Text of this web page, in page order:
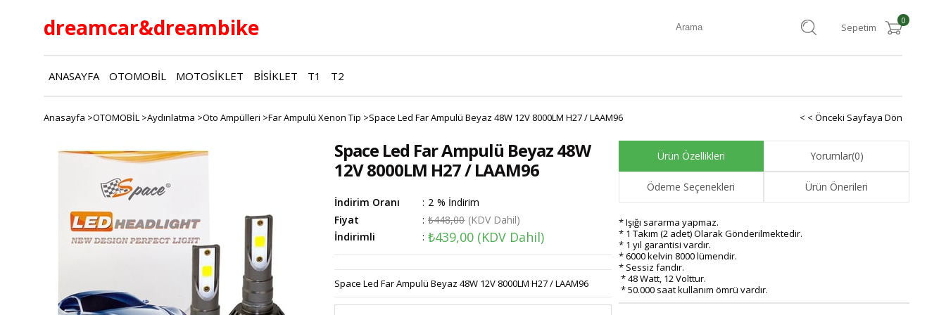
dreamcar&dreambike Sepetim
0
ANASAYFA OTOMOBİL MOTOSİKLET BİSİKLET T1 T2
Anasayfa >OTOMOBİL >Aydınlatma >Oto Ampülleri >Far Ampulü Xenon Tip >Space Led Far Ampulü Beyaz 48W 12V 8000LM H27 / LAAM96 < < Önceki Sayfaya Dön
Space Led Far Ampulü Beyaz 48W
12V 8000LM H27 / LAAM96
İndirim Oranı : %
2
İndirim
Fiyat
: ₺448,00 (KDV Dahil)
İndirimli
: ₺439,00 (KDV Dahil)
Space Led Far Ampulü Beyaz 48W 12V 8000LM H27 / LAAM96
Ürün Özellikleri Yorumlar(0)
Ödeme Seçenekleri Ürün Önerileri
* Işığı sararma yapmaz.
* 1 Takım (2 adet) Olarak Gönderilmektedir.
* 1 yıl garantisi vardır.
* 6000 kelvin 8000 lümendir.
* Sessiz fandır.
* 48 Watt, 12 Volttur.
* 50.000 saat kullanım ömrü vardır.